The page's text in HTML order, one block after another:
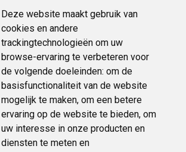
Deze website maakt gebruik van
cookies en andere
trackingtechnologieën om uw
browse-ervaring te verbeteren voor
de volgende doeleinden: om de
basisfunctionaliteit van de website
mogelijk te maken, om een betere
ervaring op de website te bieden, om
uw interesse in onze producten en
diensten te meten en
Carbon keukenfolie
Lampen folie
Functionele folie
Keukenfolie korting
Op bestelling
Pagina delen